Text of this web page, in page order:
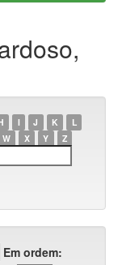
I J K
L
W X Y Z
Em ordem: